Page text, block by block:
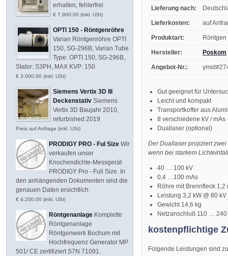
Lieferung nach:
Lieferkosten: auf
Produktart: Röntgen
Hersteller: Poskom
Angebot-Nr.:
Gut geeignet für
Leicht und kompakt
Transportkoffer aus
8 verschiedene kV /
Duallaser (optional)
Der Duallaser projiziert
wenn bei starkem
40 … 100 kV
0,4 …100 mAs
Röhre mit Brennfleck 1,2
Leistung 3,2 kW @ 80 kV
Gewicht 14,6 kg
Netzanschluß 110 …
kostenpflichtige
Folgende Leistungen sind
erhalten, fehlerfrei
€ 7.900,00 (inkl. USt)
OPTI 150 - Röntgenröhre
Varian Röntgenröhre OPTI
150, SG-296B, Varian Tube
Type: OPTI 150, SG-296B,
Stator: S3PH, MAX KVP: 150
€ 3.000,00 (inkl. USt)
Siemens Vertix 3D III
Deckenstativ Siemens
Vertix 3D Baujahr 2010,
refurbished 2019
Preis auf Anfrage (inkl. USt)
PRODIGY PRO - Ful Size Wir
verkaufen unser
Knochendichte-Messgerät
PRODIGY Pro - Full Size. In
den anhängenden Dokumenten sind die
genauen Daten ersichtlich
€ 4.200,00 (inkl. USt)
Röntgenanlage Komplette
Röntgenanlage
Röntgenwerk Bochum mit
Hochfrequenz Generator MP
501/ CE zertifiziert S7N 71091.